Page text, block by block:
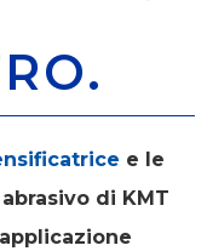
e le
di KMT